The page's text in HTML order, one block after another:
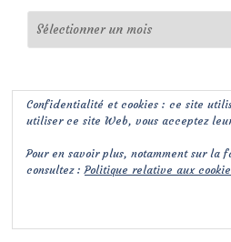
Confidentialité et cookies : ce site
utiliser ce site Web, vous acceptez
Pour en savoir plus, notamment sur la
consultez :Politique relative aux